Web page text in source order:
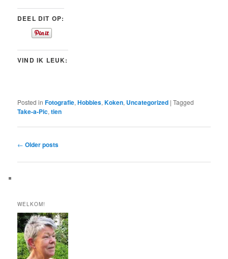
DEEL DIT OP:
VIND IK LEUK:
Posted in Fotografie,Hobbies,Koken, Uncategorized |Tagged
Take-a-Pic,tien
Post
← Older posts
WELKOM!